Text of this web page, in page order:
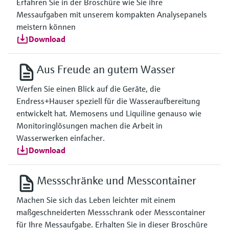
Erfahren Sie in der Broschüre wie Sie ihre
Messaufgaben mit unserem kompakten Analysepanels
meistern können
Download
Aus Freude an gutem Wasser
Werfen Sie einen Blick auf die Geräte, die
Endress+Hauser speziell für die Wasseraufbereitung
entwickelt hat. Memosens und Liquiline genauso wie
Monitoringlösungen machen die Arbeit in
Wasserwerken einfacher.
Download
Messschränke und Messcontainer
Machen Sie sich das Leben leichter mit einem
maßgeschneiderten Messschrank oder Messcontainer
für Ihre Messaufgabe. Erhalten Sie in dieser Broschüre